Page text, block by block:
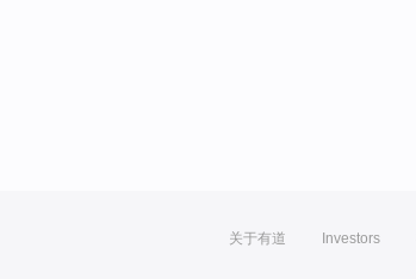
关于有道 Investors